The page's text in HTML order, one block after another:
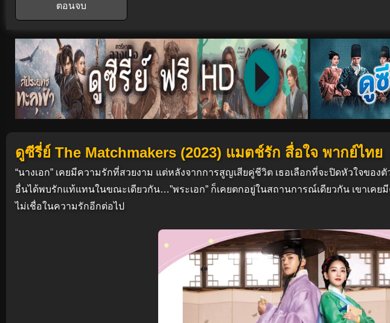
ตอนจบ
ดูซีรี่ย์ The Matchmakers (2023) แมตช์รัก สื่อใจ พากย์ไทย
“นางเอก” เคยมีความรักที่สวยงาม แต่หลังจากการสูญเสียคู่ชีวิต เธอเลือกที่จะปิดหัวใจของ
อื่นได้พบรักแท้แทนในขณะเดียวกัน…”พระเอก” ก็เคยตกอยู่ในสถานการณ์เดียวกัน เขาเคย
ไม่เชื่อในความรักอีกต่อไป